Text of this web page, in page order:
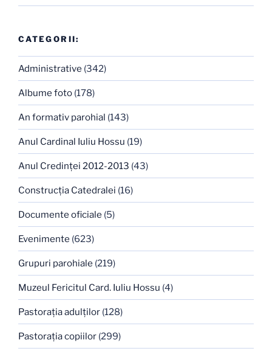
CATEGORII:
Administrative (342)
Albume foto (178)
An formativ parohial (143)
Anul Cardinal Iuliu Hossu (19)
Anul Credinţei 2012-2013 (43)
Construcţia Catedralei (16)
Documente oficiale (5)
Evenimente (623)
Grupuri parohiale (219)
Muzeul Fericitul Card. Iuliu Hossu (4)
Pastoraţia adulţilor (128)
Pastoraţia copiilor (299)